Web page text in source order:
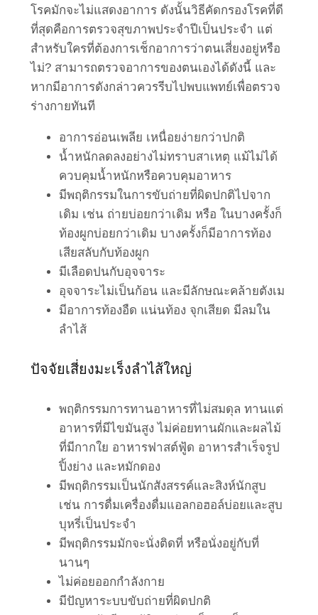
โรคมักจะไม่แสดงอาการ ดังนั้นวิธีคัดกรองโรคที่ดี
ที่สุดคือการตรวจสุขภาพประจำปีเป็นประจำ แต่
สำหรับใครที่ต้องการเช็กอาการว่าตนเสี่ยงอยู่หรือ
ไม่? สามารถตรวจอาการของตนเองได้ดังนี้ และ
หากมีอาการดังกล่าวควรรีบไปพบแพทย์เพื่อตรวจ
ร่างกายทันที
อาการอ่อนเพลีย เหนื่อยง่ายกว่าปกติ
น้ำหนักลดลงอย่างไม่ทราบสาเหตุ แม้ไม่ได้
ควบคุมน้ำหนักหรือควบคุมอาหาร
มีพฤติกรรมในการขับถ่ายที่ผิดปกติไปจาก
เดิม เช่น ถ่ายบ่อยกว่าเดิม หรือ ในบางครั้งก็
ท้องผูกบ่อยกว่าเดิม บางครั้งก็มีอาการท้อง
เสียสลับกับท้องผูก
มีเลือดปนกับอุจจาระ
อุจจาระไม่เป็นก้อน และมีลักษณะคล้ายตังเม
มีอาการท้องอืด แน่นท้อง จุกเสียด มีลมใน
ลำไส้
ปัจจัยเสี่ยงมะเร็งลำไส้ใหญ่
พฤติกรรมการทานอาหารที่ไม่สมดุล ทานแต่
อาหารที่มีไขมันสูง ไม่ค่อยทานผักและผลไม้
ที่มีกากใย อาหารฟาสต์ฟู้ด อาหารสำเร็จรูป
ปิ้งย่าง และหมักดอง
มีพฤติกรรมเป็นนักสังสรรค์และสิงห์นักสูบ
เช่น การดื่มเครื่องดื่มแอลกอฮอล์บ่อยและสูบ
บุหรี่เป็นประจำ
มีพฤติกรรมมักจะนั่งติดที่ หรือนั่งอยู่กับที่
นานๆ
ไม่ค่อยออกกำลังกาย
มีปัญหาระบบขับถ่ายที่ผิดปกติ